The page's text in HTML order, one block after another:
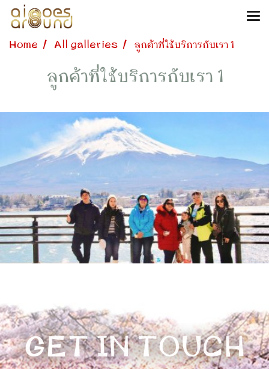
Home All galleries ลูกค้าที่ใช้บริการกับเรา 1
ลูกค้าที่ใช้บริการกับเรา 1